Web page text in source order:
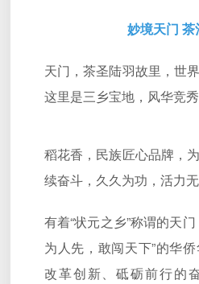
妙境天门 茶
天门，茶圣陆羽故里，世
这里是三乡宝地，风华竞秀
稻花香，民族匠心品牌，
续奋斗，久久为功，活力无
有着“状元之乡”称谓的天
为人先，敢闯天下”的华
改革创新、砥砺前行的